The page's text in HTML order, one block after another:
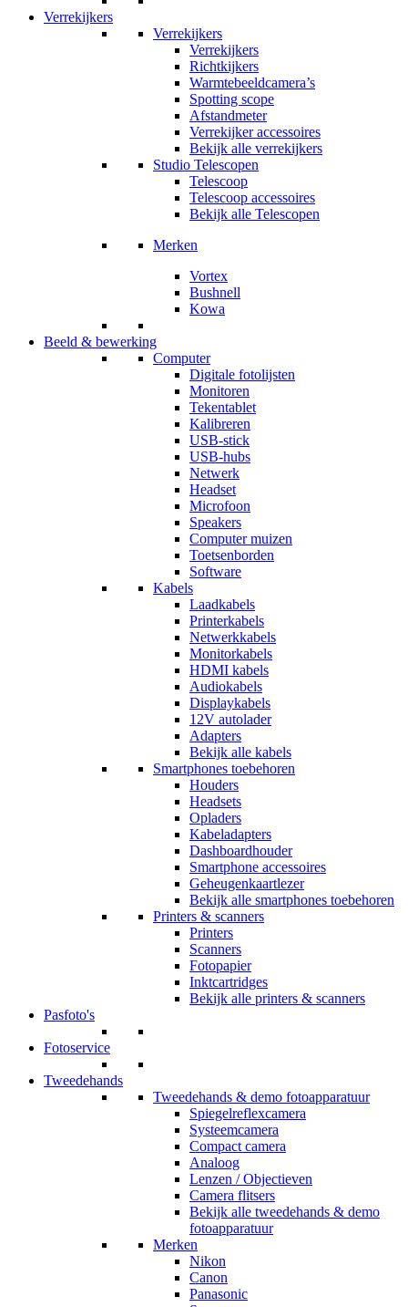
Verrekijkers
Verrekijkers
Verrekijkers
Richtkijkers
Warmtebeeldcamera’s
Spotting scope
Afstandmeter
Verrekijker accessoires
Bekijk alle verrekijkers
Studio Telescopen
Telescoop
Telescoop accessoires
Bekijk alle Telescopen
Merken
Vortex
Bushnell
Kowa
Beeld & bewerking
Computer
Digitale fotolijsten
Monitoren
Tekentablet
Kalibreren
USB-stick
USB-hubs
Netwerk
Headset
Microfoon
Speakers
Computer muizen
Toetsenborden
Software
Kabels
Laadkabels
Printerkabels
Netwerkkabels
Monitorkabels
HDMI kabels
Audiokabels
Displaykabels
12V autolader
Adapters
Bekijk alle kabels
Smartphones toebehoren
Houders
Headsets
Opladers
Kabeladapters
Dashboardhouder
Smartphone accessoires
Geheugenkaartlezer
Bekijk alle smartphones toebehoren
Printers & scanners
Printers
Scanners
Fotopapier
Inktcartridges
Bekijk alle printers & scanners
Pasfoto's
Fotoservice
Tweedehands
Tweedehands & demo fotoapparatuur
Spiegelreflexcamera
Systeemcamera
Compact camera
Analoog
Lenzen / Objectieven
Camera flitsers
Bekijk alle tweedehands & demo
fotoapparatuur
Merken
Nikon
Canon
Panasonic